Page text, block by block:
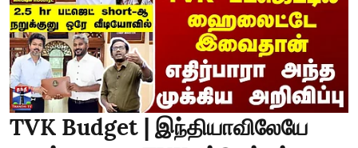
TVK Budget | இந்தியாவிலேயே